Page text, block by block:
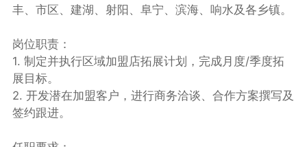
丰、市区、建湖、射阳、阜宁、滨海、响水及各乡镇。
岗位职责：
1. 制定并执行区域加盟店拓展计划，完成月度/季度拓
展目标。
2. 开发潜在加盟客户，进行商务洽谈、合作方案撰写及
签约跟进。